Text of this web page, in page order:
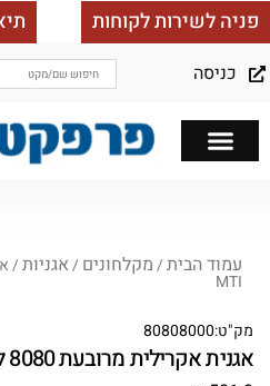
פניה לשירות לקוחות
כניסה
עמוד הבית/מקלחונים /אגניות
MTI
מק"ט:80808000
אגנית אקרילית מרובעת 8080 לבן MTI